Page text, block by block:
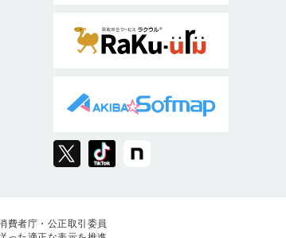
費者庁・公正取引委員